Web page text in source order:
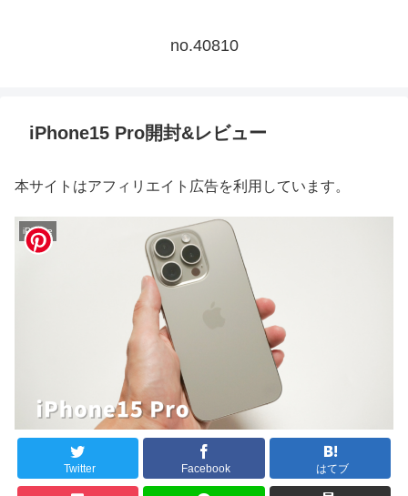
no.40810
iPhone15 Pro開封&レビュー
本サイトはアフィリエイト広告を利用しています。
iPhone
Twitter Facebook はてブ